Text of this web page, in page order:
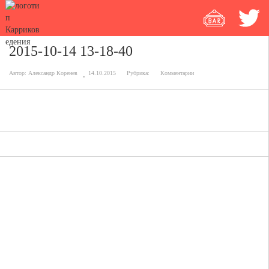
2015-10-14 13-18-40
Автор: Александр Коренев 14.10.2015 Рубрика: Комментарии